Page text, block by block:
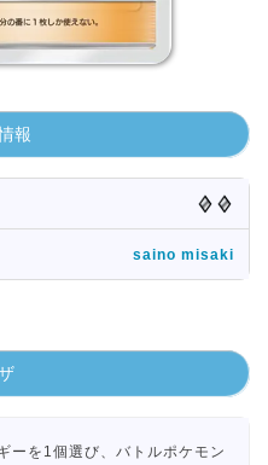
報
saino misaki
ーを1個選び、バトルポケモン